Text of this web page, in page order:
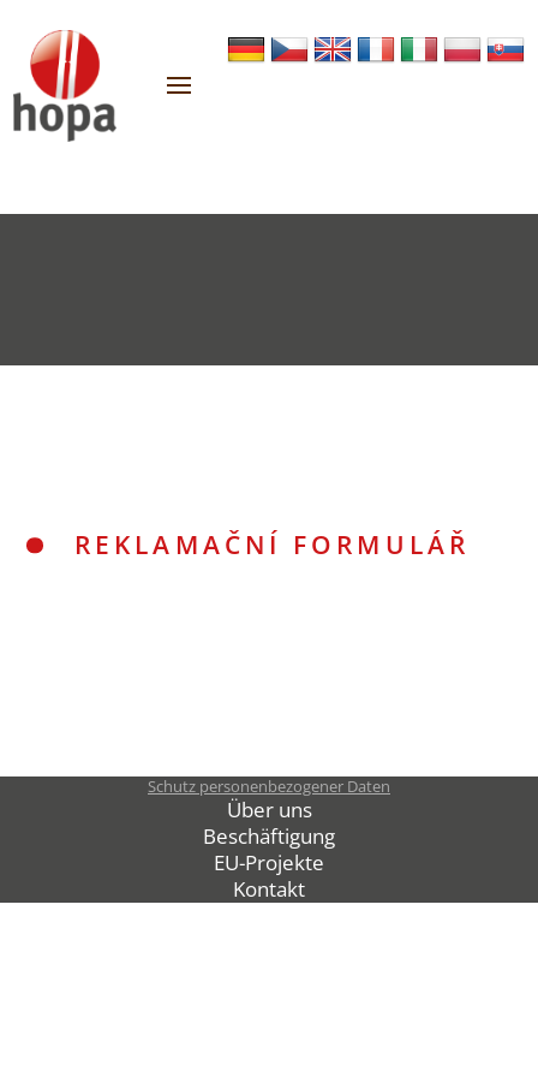
REKLAMAČNÍ FORMULÁŘ
Schutz personenbezogener Daten
Über uns
Beschäftigung
EU-Projekte
Kontakt